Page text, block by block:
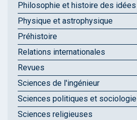
Philosophie et histoire des idées
Physique et astrophysique
Préhistoire
Relations internationales
Revues
Sciences de l'ingénieur
Sciences politiques et sociologie
Sciences religieuses